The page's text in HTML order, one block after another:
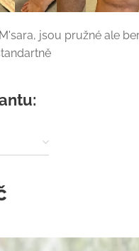
jsou pružné ale